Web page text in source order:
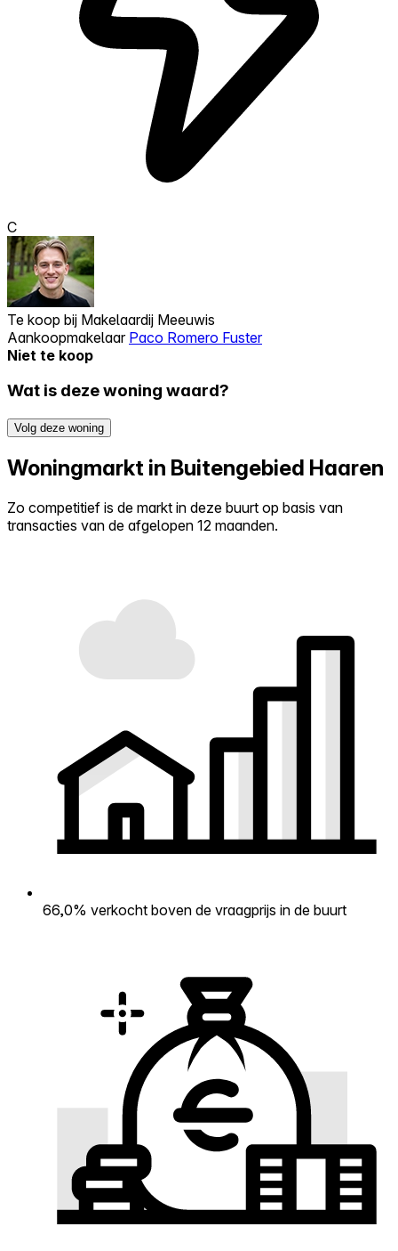
C
Te koop bij Makelaardij Meeuwis
Aankoopmakelaar Paco Romero Fuster
Niet te koop
Wat is deze woning waard?
Volg deze woning
Woningmarkt in Buitengebied Haaren
Zo competitief is de markt in deze buurt op basis van
transacties van de afgelopen 12 maanden.
66,0% verkocht boven de vraagprijs in de buurt